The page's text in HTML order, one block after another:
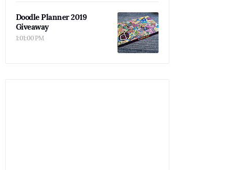
Doodle Planner 2019
Giveaway
1:01:00 PM